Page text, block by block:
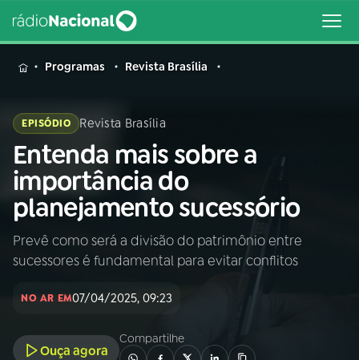
MENU
Buscar
na
Rádio
Nacional
Buscar
AO VIVO
INÍCIO
A RÁDIO
Programas Revista Brasília
EPISÓDIO Revista Brasília
Entenda mais sobre a
importância do
planejamento sucessório
Prevê como será a divisão do patrimônio entre
sucessores é fundamental para evitar conflitos
NO AR EM07/04/2025, 09:23
Ouça agora
Compartilhe